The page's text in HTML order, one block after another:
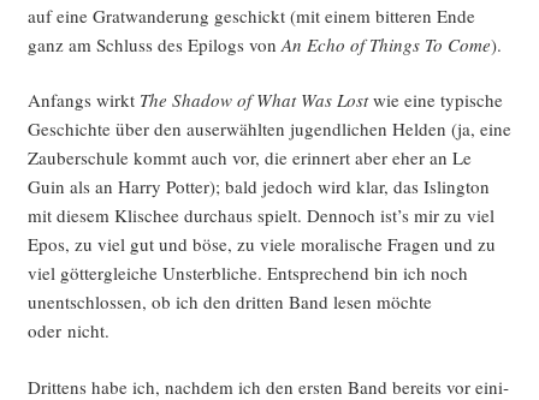
auf eine Grat­wan­de­rung geschickt (mit einem bit­te­ren Ende
ganz am Schluss des Epi­logs von An Echo of Things To Come).
Anfangs wirkt The Shadow of What Was Lostwie eine typi­sche
Geschich­te über den aus­er­wähl­ten jugend­li­chen Hel­den (ja, eine
Zau­ber­schu­le kommt auch vor, die erin­nert aber eher an Le
Guin als an Har­ry Pot­ter); bald jedoch wird klar, das Isling­ton
mit die­sem Kli­schee durch­aus spielt. Den­noch ist’s mir zu viel
Epos, zu viel gut und böse, zu vie­le mora­li­sche Fra­gen und zu
viel göt­ter­glei­che Unsterb­li­che. Ent­spre­chend bin ich noch
unent­schlos­sen, ob ich den drit­ten Band lesen möch­te
oder nicht.
Drit­tens habe ich, nach­dem ich den ers­ten Band bereits vor eini­